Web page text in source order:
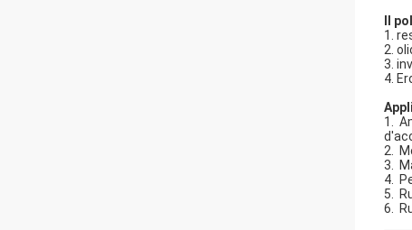
Il
1.
2.
3.
4.
1.
2.
3.
4.
5.
6.